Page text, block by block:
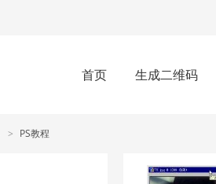
首页 生成二维码
> PS教程